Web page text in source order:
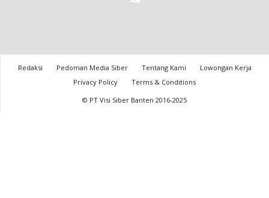
Redaksi Pedoman Media Siber Tentang Kami
Lowongan Kerja
Privacy Policy
Terms & Conditions
© PT Visi Siber Banten 2016-2025